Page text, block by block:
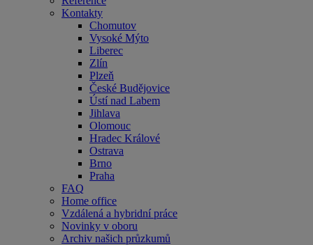
Kontakty
Chomutov
Vysoké Mýto
Liberec
Zlín
Plzeň
České Budějovice
Ústí nad Labem
Jihlava
Olomouc
Hradec Králové
Ostrava
Brno
Praha
FAQ
Home office
Vzdálená a hybridní práce
Novinky v oboru
Archiv našich průzkumů